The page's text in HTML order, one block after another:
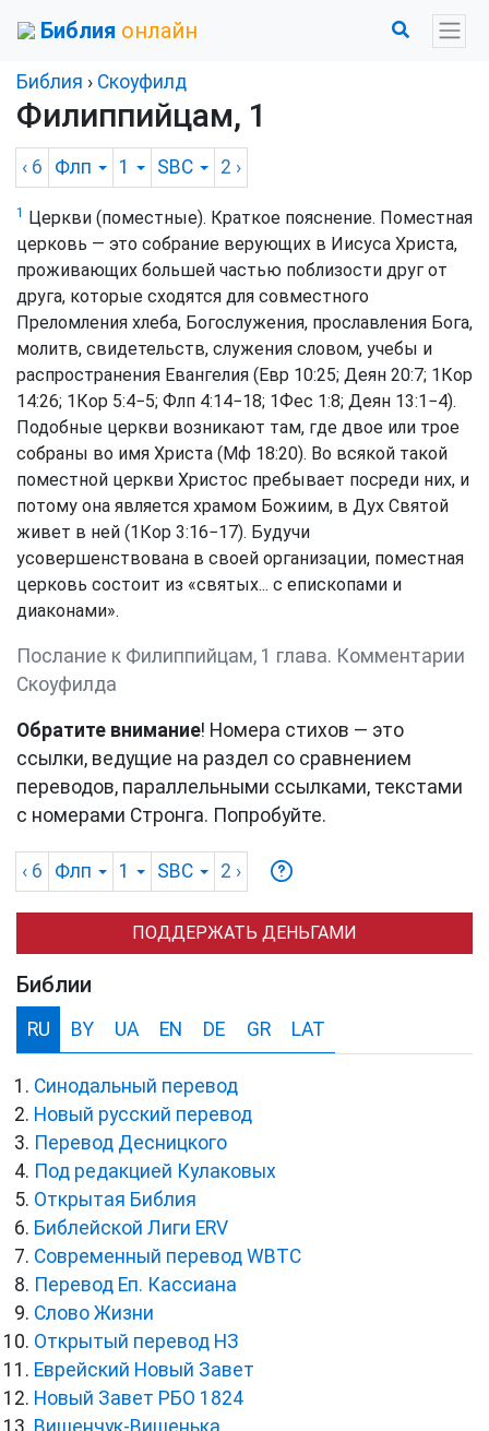
Библия онлайн
Библия › Скоуфилд
Филиппийцам, 1
‹ 6 Флп 1 SBC 2 ›
1 Церкви (поместные). Краткое пояснение. Поместная
церковь — это собрание верующих в Иисуса Христа,
проживающих большей частью поблизости друг от
друга, которые сходятся для совместного
Преломления хлеба, Богослужения, прославления Бога,
молитв, свидетельств, служения словом, учебы и
распространения Евангелия (Евр 10:25; Деян 20:7; 1Кор
14:26; 1Кор 5:4−5; Флп 4:14−18; 1Фес 1:8; Деян 13:1−4).
Подобные церкви возникают там, где двое или трое
собраны во имя Христа (Мф 18:20). Во всякой такой
поместной церкви Христос пребывает посреди них, и
потому она является храмом Божиим, в Дух Святой
живет в ней (1Кор 3:16−17). Будучи
усовершенствована в своей организации, поместная
церковь состоит из «святых... с епископами и
диаконами».
Послание к Филиппийцам, 1 глава. Комментарии
Скоуфилда
Обратите внимание! Номера стихов — это
ссылки, ведущие на раздел со сравнением
переводов, параллельными ссылками, текстами
с номерами Стронга. Попробуйте.
‹ 6 Флп 1 SBC 2 ›
ПОДДЕРЖАТЬ ДЕНЬГАМИ
Библии
RU BY UA EN DE GR LAT
Синодальный перевод
Новый русский перевод
Перевод Десницкого
Под редакцией Кулаковых
Открытая Библия
Библейской Лиги ERV
Cовременный перевод WBTC
Перевод Еп. Кассиана
Слово Жизни
Открытый перевод НЗ
Еврейский Новый Завет
Новый Завет РБО 1824
Вишенчук-Вишенька